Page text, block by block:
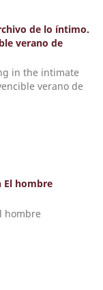
de lo íntimo.
verano de
in the intimate
verano de
El hombre
hombre